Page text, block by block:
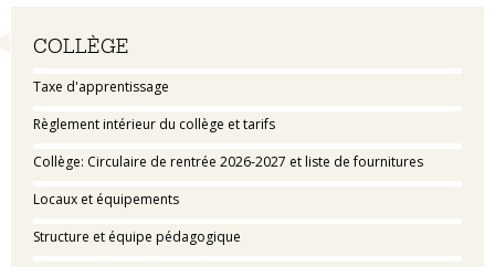
Navigation
COLLÈGE
Taxe d'apprentissage
Règlement intérieur du collège et tarifs
Collège: Circulaire de rentrée 2026-2027 et liste de fournitures
Locaux et équipements
Structure et équipe pédagogique